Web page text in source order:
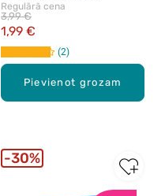
Pievienot grozam
Regulārā cena
1,99 €
3,99 €
2
30%